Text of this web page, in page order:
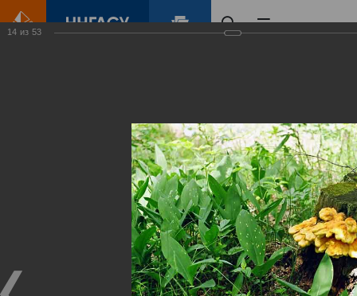
Виртуальные
выставки
(фотоальбомы)
14 из 53